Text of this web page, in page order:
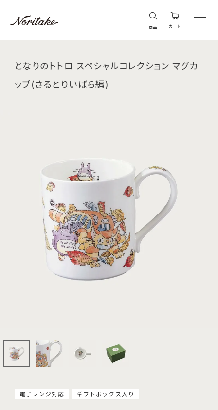
商品 カート
となりのトトロ スペシャルコレクション マグカ
ップ(さるとりいばら編)
電子レンジ対応 ギフトボックス入り